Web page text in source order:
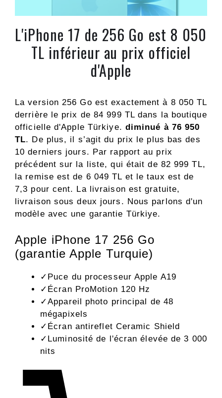
L'iPhone 17 de 256 Go est 8 050
TL inférieur au prix officiel
d'Apple
La version 256 Go est exactement à 8 050 TL
derrière le prix de 84 999 TL dans la boutique
officielle d'Apple Türkiye. diminué à 76 950
TL. De plus, il s’agit du prix le plus bas des
10 derniers jours. Par rapport au prix
précédent sur la liste, qui était de 82 999 TL,
la remise est de 6 049 TL et le taux est de
7,3 pour cent. La livraison est gratuite,
livraison sous deux jours. Nous parlons d'un
modèle avec une garantie Türkiye.
Apple iPhone 17 256 Go
(garantie Apple Turquie)
✓ Puce du processeur Apple A19
✓ Écran ProMotion 120 Hz
✓Appareil photo principal de 48
mégapixels
✓ Écran antireflet Ceramic Shield
✓ Luminosité de l'écran élevée de 3 000
nits